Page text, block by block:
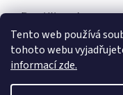
Tento web používá
tohoto webu
informací zde.
Doplňkové
Kategorie:
Značka vozidla:
Nissan